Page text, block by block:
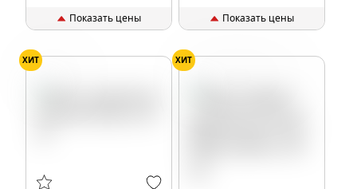
Показать цены Показать цены
ХИТ
ХИТ